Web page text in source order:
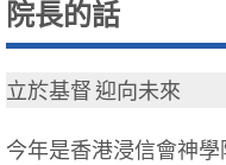
院長的話
立於基督 迎向未來
今年是香港浸信會神